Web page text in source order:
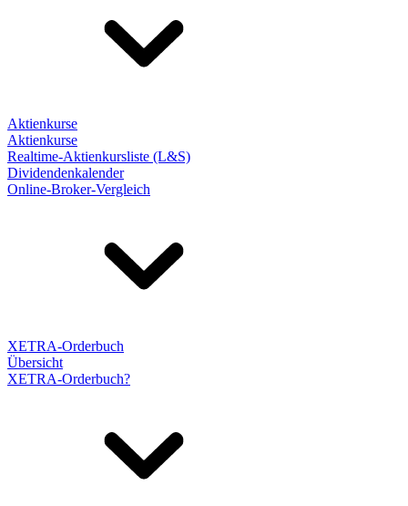
Aktienkurse
Aktienkurse
Realtime-Aktienkursliste (L&S)
Dividendenkalender
Online-Broker-Vergleich
XETRA-Orderbuch
Übersicht
XETRA-Orderbuch?